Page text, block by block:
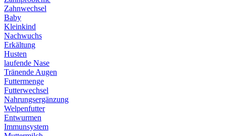
Zahnwechsel
Baby
Kleinkind
Nachwuchs
Erkältung
Husten
laufende Nase
Tränende Augen
Futtermenge
Futterwechsel
Nahrungsergänzung
Welpenfutter
Entwurmen
Immunsystem